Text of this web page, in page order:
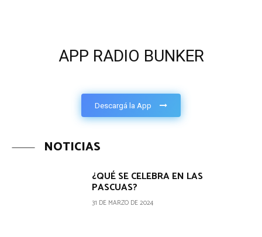
APP RADIO BUNKER
Descargá la App
NOTICIAS
¿QUÉ SE CELEBRA EN LAS
PASCUAS?
31 DE MARZO DE 2024